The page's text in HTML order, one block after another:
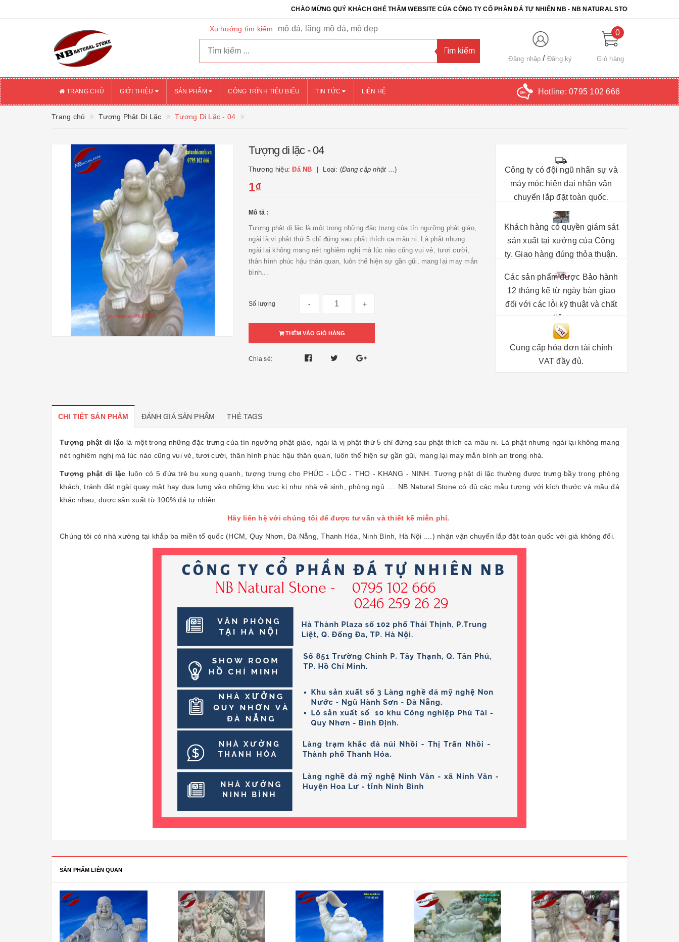
CHÀO MỪNG QUÝ KHÁCH GHÉ THĂM WEBSITE CỦA CÔNG TY CỔ PHẦN ĐÁ TỰ NHIÊN NB - NB NATURAL STONE. CHÚC QUÝ KHÁCH
Xu hướng tìm kiếm mộ đá, lăng mộ đá, mộ đẹp
Đăng nhập Đăng ký
0
Giỏ hàng
TRANG CHỦ GIỚI THIỆU SẢN PHẨM CÔNG TRÌNH TIÊU BIỂU TIN TỨC LIÊN HỆ Hotline: 0795 102 666
Trang chủ Tượng Phật Di Lặc Tượng Di Lặc - 04
Tượng di lặc - 04
Thương hiệu:Đá NB Loại: (Đang cập nhật ...)
1₫
Mô tả :
Tượng phật di lặc là một trong những đặc trưng của tín ngưỡng phật giáo,
ngài là vị phật thứ 5 chỉ đứng sau phật thích ca mâu ni. Là phật nhưng
ngài lại không mang nét nghiêm nghị mà lúc nào cũng vui vẻ, tươi cười,
thân hình phúc hậu thân quan, luôn thể hiện sự gần gũi, mang lại may mắn
bình...
Số lượng - +
THÊM VÀO GIỎ HÀNG
Chia sẻ:
Công ty có đội ngũ nhân sự và
máy móc hiện đại nhận vận
chuyển lắp đặt toàn quốc.
Khách hàng có quyền giám sát
sản xuất tại xưởng của Công
ty. Giao hàng đúng thỏa thuận.
Các sản phẩm được Bảo hành
12 tháng kể từ ngày bàn giao
đối với các lỗi kỹ thuật và chất
liệu.
Cung cấp hóa đơn tài chính
VAT đầy đủ.
CHI TIẾT SẢN PHẨM ĐÁNH GIÁ SẢN PHẨM THẺ TAGS
Tượng phật di lặc là một trong những đặc trưng của tín ngưỡng phật giáo, ngài là vị phật thứ 5 chỉ đứng sau phật thích ca mâu ni. Là phật nhưng ngài lại không mang
nét nghiêm nghị mà lúc nào cũng vui vẻ, tươi cười, thân hình phúc hậu thân quan, luôn thể hiện sự gần gũi, mang lại may mắn bình an trong nhà.
Tượng phật di lặc luôn có 5 đứa trẻ bu xung quanh, tượng trưng cho PHÚC - LỘC - THỌ - KHANG - NINH. Tượng phật di lặc thường được trưng bầy trong phòng
khách, tránh đặt ngài quay mặt hay dựa lưng vào những khu vực kị như nhà vệ sinh, phòng ngủ .... NB Natural Stone có đủ các mẫu tượng với kích thước và mầu đá
khác nhau, được sản xuất từ 100% đá tự nhiên.
Hãy liên hệ với chúng tôi để được tư vấn và thiết kế miễn phí.
Chúng tôi có nhà xưởng tại khắp ba miền tổ quốc (HCM, Quy Nhơn, Đà Nẵng, Thanh Hóa, Ninh Bình, Hà Nội ....) nhận vận chuyển lắp đặt toàn quốc với giá không đổi.
SẢN PHẨM LIÊN QUAN